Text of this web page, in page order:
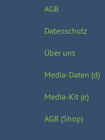
AGB
Datenschutz
Über uns
Media-Daten (d)
Media-Kit (e)
AGB (Shop)